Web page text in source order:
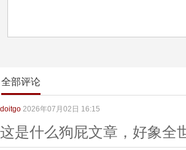
全部评论
doitgo 2026年07月02日 16:15
这是什么狗屁文章，好象全